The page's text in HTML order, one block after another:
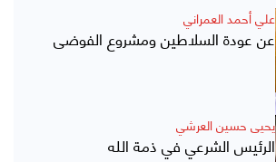
علي أحمد العمراني
عن عودة السلاطين ومشروع الفوضى
يحيى حسين العرشي
الرئيس الشرعي في ذمة الله